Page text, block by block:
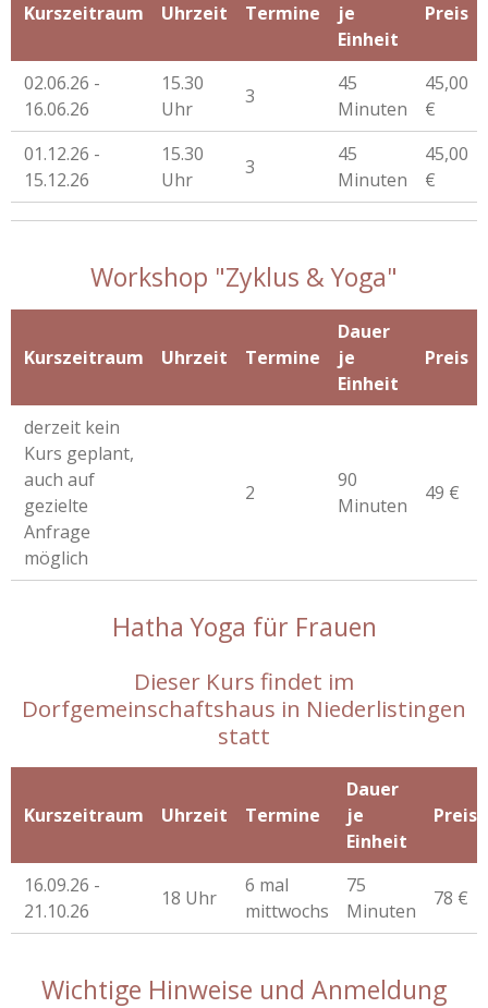
Kurszeitraum Uhrzeit Termine
je
Einheit
Preis
02.06.26 -
16.06.26
15.30
Uhr
3
45
Minuten
45,00
€
01.12.26 -
15.12.26
15.30
Uhr
3
45
Minuten
45,00
€
Workshop "Zyklus & Yoga"
Kurszeitraum Uhrzeit Termine
Dauer
je
Einheit
Preis
derzeit kein
Kurs geplant,
auch auf
gezielte
Anfrage
möglich
2
90
Minuten
49 €
Hatha Yoga für Frauen
Dieser Kurs findet im
Dorfgemeinschaftshaus in Niederlistingen
statt
Kurszeitraum Uhrzeit Termine
Dauer
je
Einheit
Preis
16.09.26 -
21.10.26
18 Uhr
6 mal
mittwochs
75
Minuten
78 €
Wichtige Hinweise und Anmeldung